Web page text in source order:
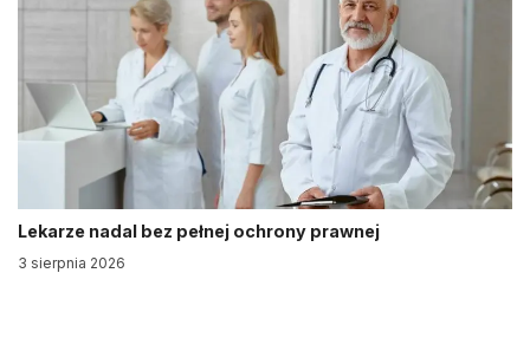
Lekarze nadal bez pełnej ochrony prawnej
3 sierpnia 2026